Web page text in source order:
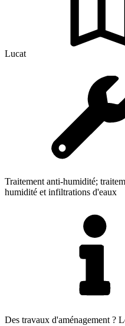
Lucat
Traitement anti-humidité;
humidité et infiltrations d'eaux
Des travaux d'aménagement ?